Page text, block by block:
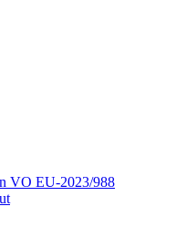
VO EU-2023/988